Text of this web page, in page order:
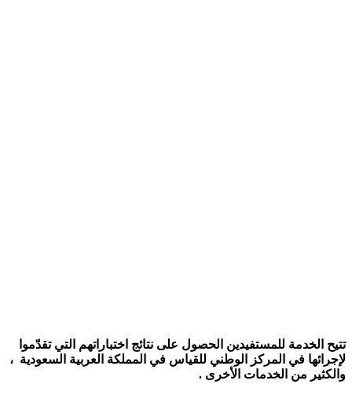
تتيح الخدمة للمستفيدين الحصول على نتائج اختباراتهم التي تقدّموا
لإجرائها في المركز الوطني للقياس في المملكة العربية السعودية ،
والكثير من الخدمات الأخرى .